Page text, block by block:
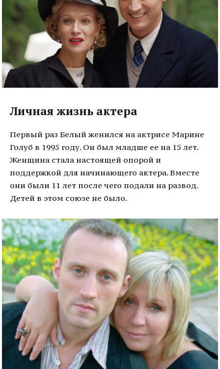
Личная жизнь актера
Первый раз Белый женился на актрисе Марине
Голуб в 1995 году. Он был младше ее на 15 лет.
Женщина стала настоящей опорой и
поддержкой для начинающего актера. Вместе
они были 11 лет после чего подали на развод.
Детей в этом союзе не было.